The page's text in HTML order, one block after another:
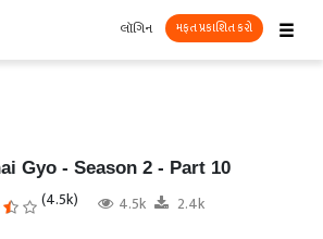
☰
લૉગિન મફત પ્રકાશિત કરો
Gyo - Season 2 - Part 10
(4.5k) 4.5k 2.4k